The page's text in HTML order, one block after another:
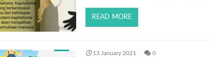
READ MORE
13 January 2021 0